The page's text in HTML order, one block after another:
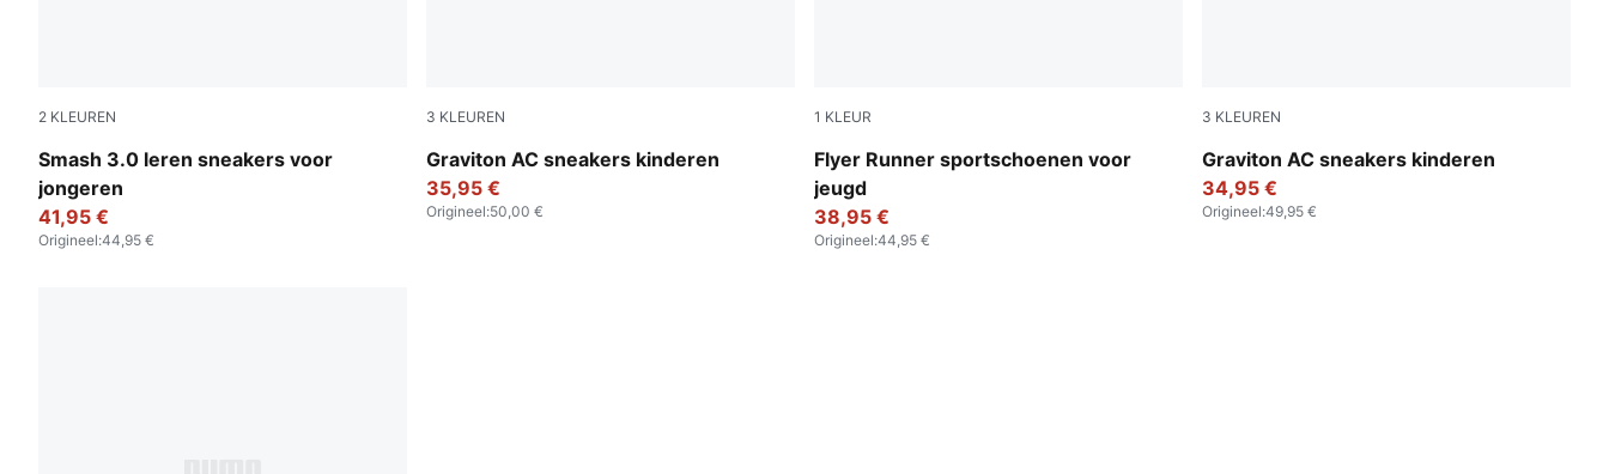
2 KLEUREN
Smash 3.0 leren sneakers voor
jongeren
PUMA Black-PUMA White
41,95 €
Origineel:44,95 €
3 KLEUREN
Graviton AC sneakers kinderen
Puma Black-Puma Black-Dark Shadow
35,95 €
Origineel:50,00 €
1 KLEUR
Flyer Runner sportschoenen voor
jeugd
PUMA Black-PUMA White
38,95 €
Origineel:44,95 €
3 KLEUREN
Graviton AC sneakers kinderen
Clyde Royal-PUMA White-PUMA Black
34,95 €
Origineel:49,95 €